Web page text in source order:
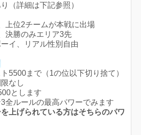
（詳細は下記参照）
上位2チームが本戦に出場
決勝のみエリア3先
イ、リアル性別自由
5500まで（1の位以下切り捨て）
なし
とします
3全ルールの最高パワーでみます
を上げられている方はそちらのパワ